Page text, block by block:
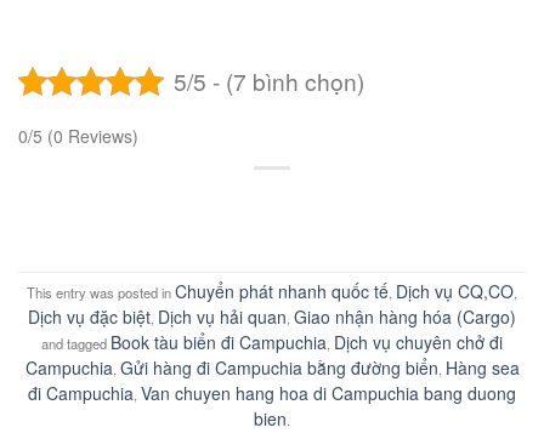
5/5 - (7 bình chọn)
0/5 (0 Reviews)
This entry was posted inChuyển phát nhanh quốc tế, Dịch vụ CQ,CO,
Dịch vụ đặc biệt, Dịch vụ hải quan, Giao nhận hàng hóa (Cargo)
and tagged Book tàu biển đi Campuchia, Dịch vụ chuyên chở đi
Campuchia, Gửi hàng đi Campuchia bằng đường biển, Hàng sea
đi Campuchia, Van chuyen hang hoa di Campuchia bang duong
bien.